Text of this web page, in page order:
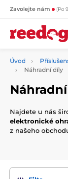
Zavolejte nám (Po
Úvod
Náhradní díly
Najdete u nás
elektronické
z našeho